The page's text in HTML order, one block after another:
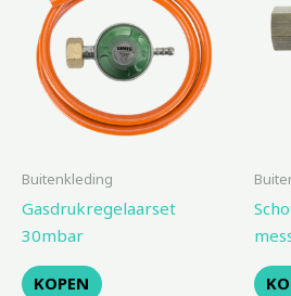
Buitenkleding
Gasdrukregelaarset
30mbar
KOPEN